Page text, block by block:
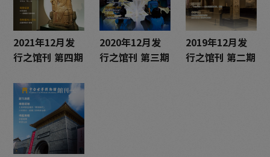
2021年12月发
行之馆刊 第四期
2020年12月发
行之馆刊 第三期
2019年12月发
行之馆刊 第二期